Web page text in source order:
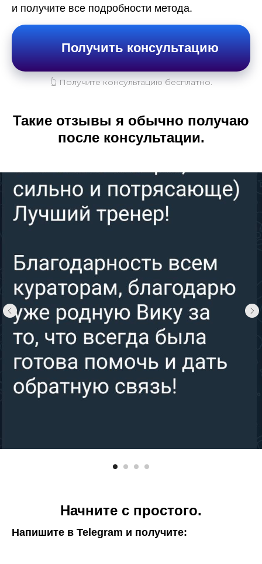
и получите все подробности метода.
Получить консультацию
👆 Получите консультацию бесплатно.
Такие отзывы я обычно получаю
после консультации.
Начните с простого.
Напишите в Telegram и получите: